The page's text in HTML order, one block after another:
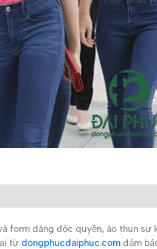
form dáng độc quyền, áo thun
từ dongphucdaiphuc.com đảm